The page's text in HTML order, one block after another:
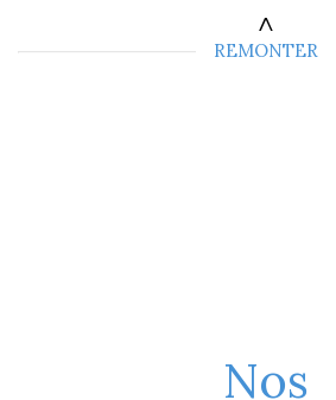
REMONTER
Nos